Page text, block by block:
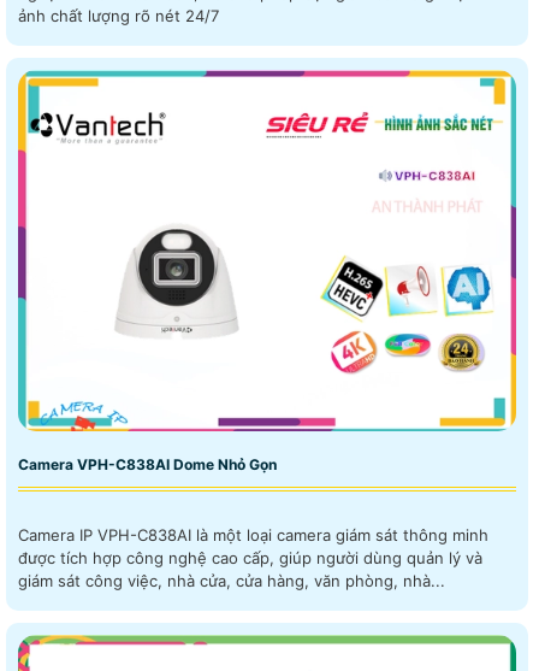
ảnh chất lượng rõ nét 24/7
Camera VPH-C838AI Dome Nhỏ Gọn
Camera IP VPH-C838AI là một loại camera giám sát thông minh
được tích hợp công nghệ cao cấp, giúp người dùng quản lý và
giám sát công việc, nhà cửa, cửa hàng, văn phòng, nhà...